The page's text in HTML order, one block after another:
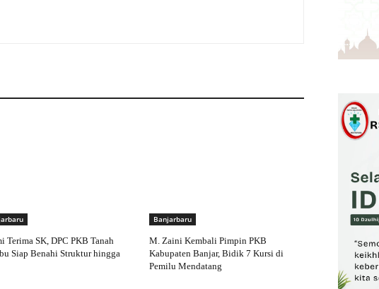
Terima SK, DPC PKB Tanah
Siap Benahi Struktur hingga
Banjarbaru
M. Zaini Kembali Pimpin PKB
Kabupaten Banjar, Bidik 7 Kursi di
Pemilu Mendatang